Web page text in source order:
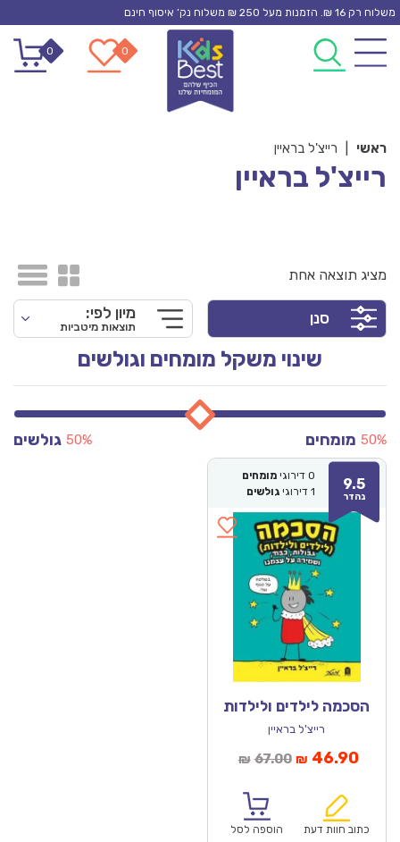
Skip
content
משלוח רק 16 ₪. הזמנות מעל 250 ₪ משלוח נק’ איסוף חינם
0
0
ראשי רייצ'ל בראיין
רייצ'ל בראיין
מציג תוצאה אחת
סנן מיון לפי:
תוצאות מיטביות
שינוי משקל מומחים וגולשים
מומחים 50% גולשים 50%
9.5
נהדר
0 דירוגי מומחים
1 דירוגי גולשים
הסכמה לילדים ולילדות
רייצ'ל בראיין
₪ 67.00המחיר
₪67.00.
₪ 46.90
כתוב חוות דעת הוספה לסל